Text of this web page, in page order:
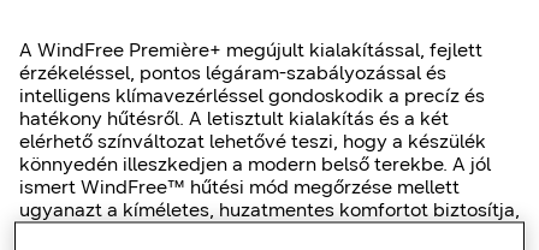
Irodák
Fenntarthatóság
A WindFree Première+ megújult kialakítással, fejlett
érzékeléssel, pontos légáram-szabályozással és
intelligens klímavezérléssel gondoskodik a precíz és
hatékony hűtésről. A letisztult kialakítás és a két
elérhető színváltozat lehetővé teszi, hogy a készülék
könnyedén illeszkedjen a modern belső terekbe. A jól
ismert WindFree™ hűtési mód megőrzése mellett
ugyanazt a kíméletes, huzatmentes komfortot biztosítja,